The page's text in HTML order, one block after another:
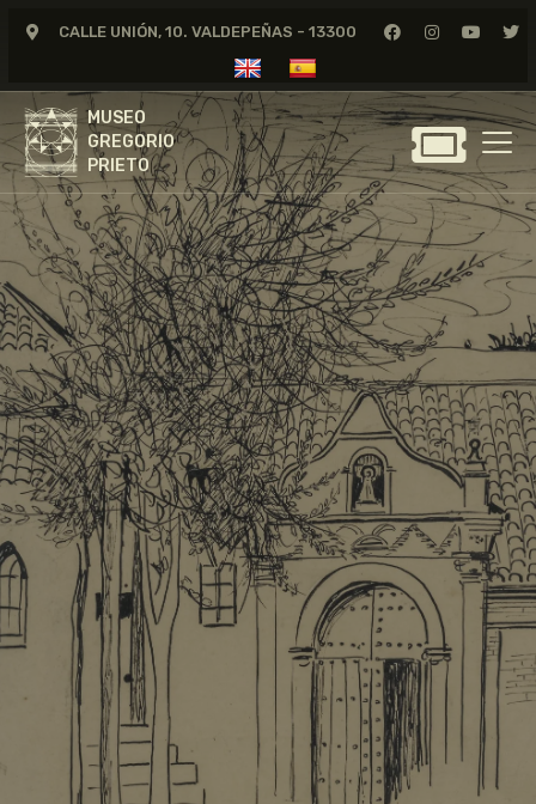
CALLE UNIÓN, 10. VALDEPEÑAS - 13300
MUSEO
GREGORIO
PRIETO
MUSEO
GREGORIO
PRIETO
GREGORIO PRIETO
MUSEO
ARCHIVO
CERTAMEN DE DIBUJO
FUNDACIÓN
TIENDA
NOTICIAS